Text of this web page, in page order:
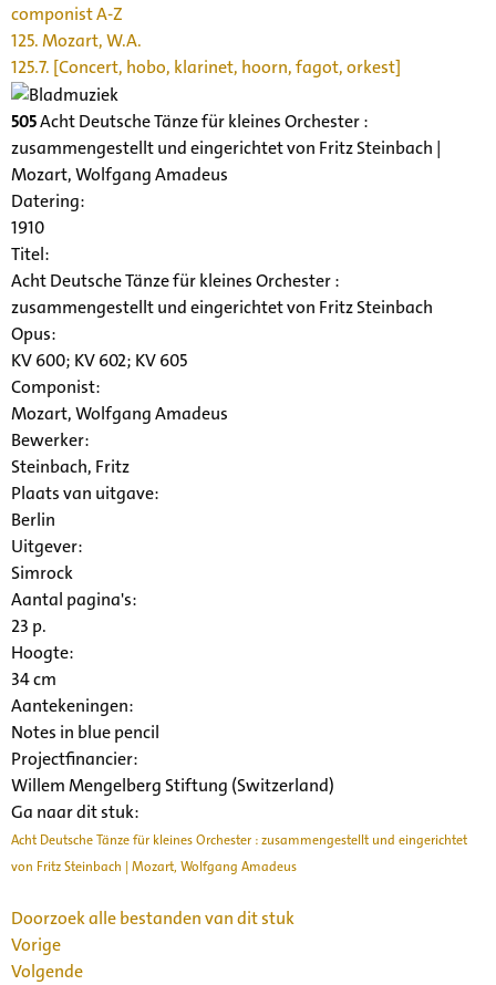
componist A-Z
125. Mozart, W.A.
125.7. [Concert, hobo, klarinet, hoorn, fagot, orkest]
505Acht Deutsche Tänze für kleines Orchester :
zusammengestellt und eingerichtet von Fritz Steinbach |
Mozart, Wolfgang Amadeus
Datering:
1910
Titel:
Acht Deutsche Tänze für kleines Orchester :
zusammengestellt und eingerichtet von Fritz Steinbach
Opus:
KV 600; KV 602; KV 605
Componist:
Mozart, Wolfgang Amadeus
Bewerker:
Steinbach, Fritz
Plaats van uitgave:
Berlin
Uitgever:
Simrock
Aantal pagina's:
23 p.
Hoogte:
34 cm
Aantekeningen:
Notes in blue pencil
Projectfinancier:
Willem Mengelberg Stiftung (Switzerland)
Ga naar dit stuk:
Acht Deutsche Tänze für kleines Orchester : zusammengestellt und eingerichtet
von Fritz Steinbach | Mozart, Wolfgang Amadeus
Doorzoek alle bestanden van dit stuk
Vorige
Volgende